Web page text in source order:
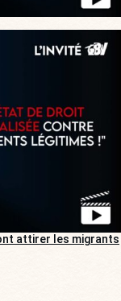
attirer les migrants